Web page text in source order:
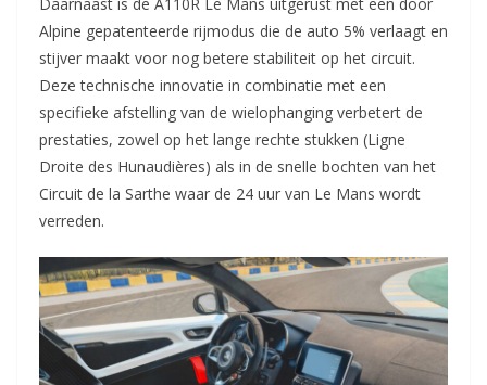
Alpine gepatenteerde rijmodus die de auto 5% verlaagt en
stijver maakt voor nog betere stabiliteit op het circuit.
Deze technische innovatie in combinatie met een
specifieke afstelling van de wielophanging verbetert de
prestaties, zowel op het lange rechte stukken (Ligne
Droite des Hunaudières) als in de snelle bochten van het
Circuit de la Sarthe waar de 24 uur van Le Mans wordt
verreden.